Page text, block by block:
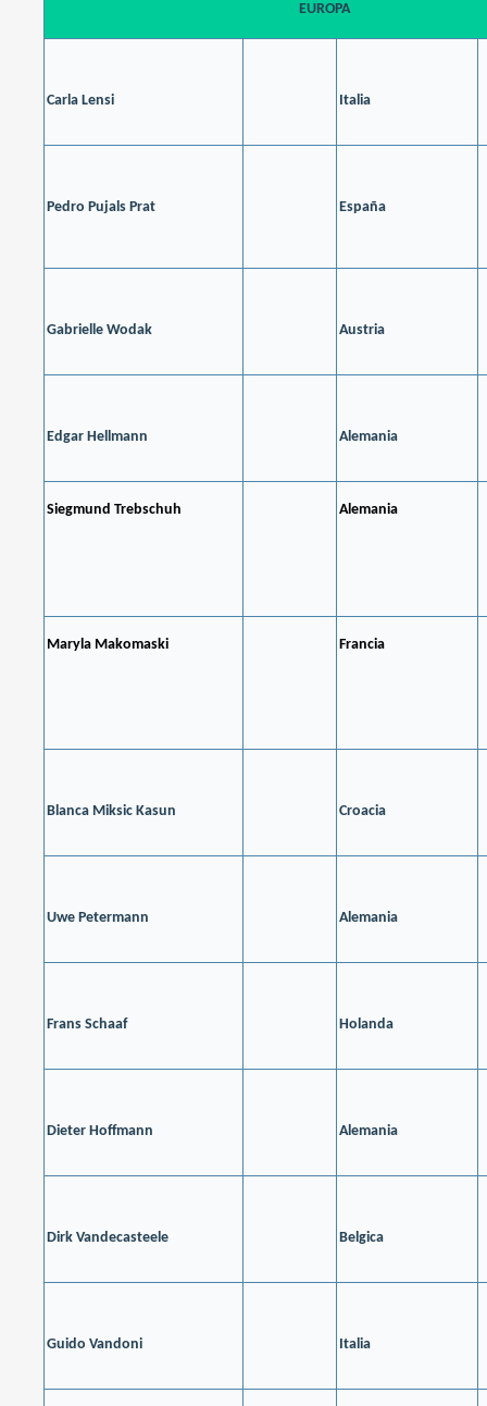
EUROPA
Carla Lensi Italia
Pedro Pujals Prat España
Gabrielle Wodak Austria
Edgar Hellmann Alemania
Siegmund Trebschuh Alemania
Maryla Makomaski Francia
Blanca Miksic Kasun Croacia
Uwe Petermann Alemania
Frans Schaaf Holanda
Dieter Hoffmann Alemania
Dirk Vandecasteele Belgica
Guido Vandoni Italia